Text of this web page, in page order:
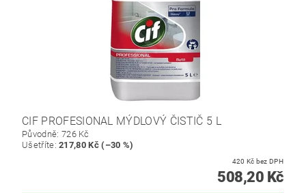
CIF PROFESIONAL MÝDLOVÝ ČISTIČ 5 L
Původně: 726 Kč
Ušetříte:217,80 Kč (–30 %)
420 Kč bez DPH
508,20 Kč